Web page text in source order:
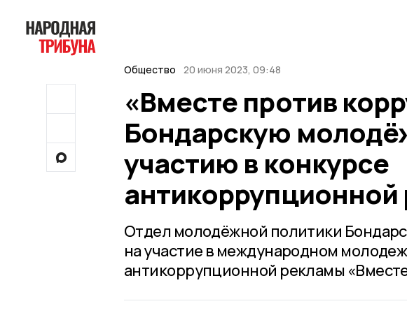
Общество 20 июня 2023, 09:48
«Вместе против
Бондарскую
участию в конкурсе
Отдел молодёжной политики
на участие в международном
антикоррупционной рекламы